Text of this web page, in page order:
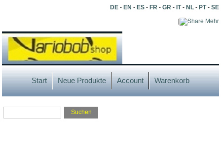
DE- EN - ES- FR- GR- IT- NL- PT- SE
Mehr
Start Neue Produkte Account Warenkorb